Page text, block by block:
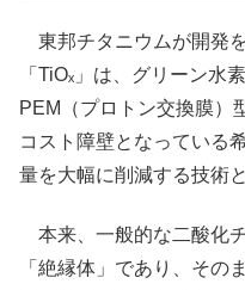
東邦チタニウムが開発
「TiOₓ」は、グリーン水
PEM（プロトン交換膜）
コスト障壁となっている
量を大幅に削減する技術
本来、一般的な二酸化
「絶縁体」であり、その